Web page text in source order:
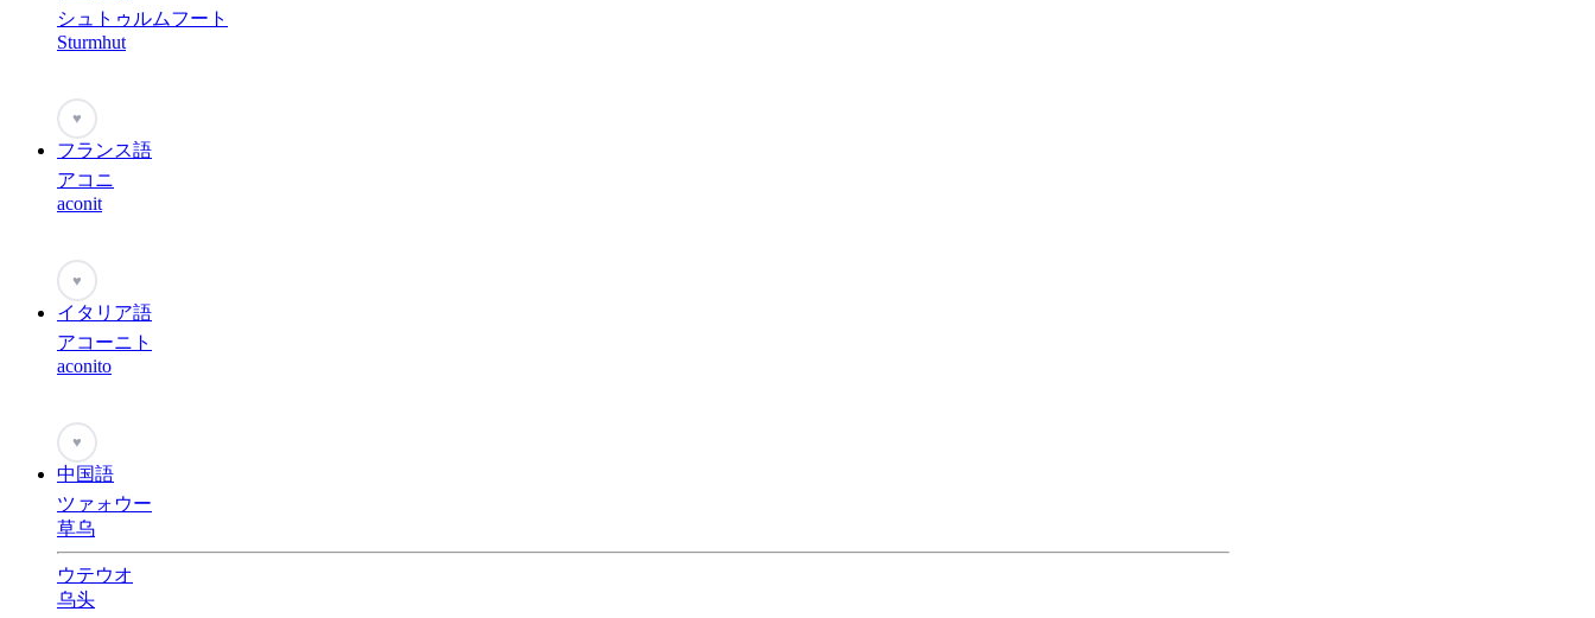
シュトゥルムフート
Sturmhut
♥
フランス語
アコニ
aconit
♥
イタリア語
アコーニト
aconito
♥
中国語
ツァォウー
草乌
ウテウオ
乌头